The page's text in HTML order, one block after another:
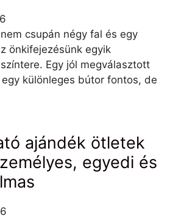
csupán négy fal és egy
önkifejezésünk egyik
Egy jól megválasztott
különleges bútor fontos, de
ajándék ötletek
egyedi és